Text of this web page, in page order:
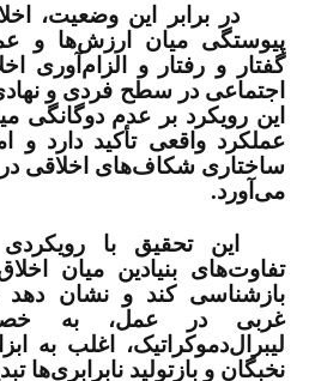
در برابر این وضعیت،
پیوستگی میان ارزش‌ها و
گفتار و رفتار و الزام‌آوری
اجتماعی در سطح فردی و
این رویکرد بر عدم دوگانگی
عملکرد واقعی تأکید دارد و
ساختاری شکاف‌های اخلاقی در
می‌آورد.
این تحقیق با رویکردی
تفاوت‌های بنیادین میان
بازشناسی کند و نشان دهد
غربی در عمل، به
لیبرال‌دموکراتیک، اغلب به
نخبگان و بازتولید نابرابری‌ها